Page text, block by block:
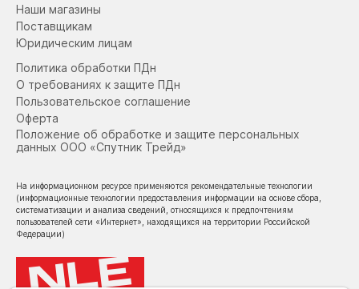
Наши магазины
Поставщикам
Юридическим лицам
Политика обработки ПДн
О требованиях к защите ПДн
Пользовательское соглашение
Оферта
Положение об обработке и защите персональных
данных ООО «Спутник Трейд»
На информационном ресурсе применяются рекомендательные технологии
(информационные технологии предоставления информации на основе сбора,
систематизации и анализа сведений, относящихся к предпочтениям
пользователей сети «Интернет», находящихся на территории Российской
Федерации)